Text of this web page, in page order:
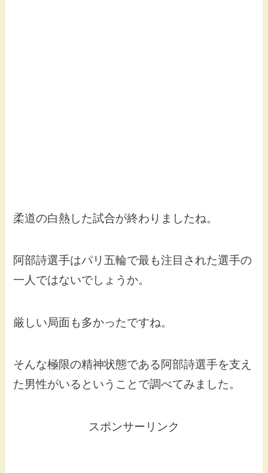
柔道の白熱した試合が終わりましたね。
阿部詩選手はパリ五輪で最も注目された選手の
一人ではないでしょうか。
厳しい局面も多かったですね。
そんな極限の精神状態である阿部詩選手を支え
た男性がいるということで調べてみました。
スポンサーリンク